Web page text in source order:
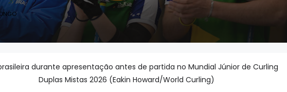
durante apresentação antes de partida no Mundial Júnior de Curling
Duplas Mistas 2026 (Eakin Howard/World Curling)